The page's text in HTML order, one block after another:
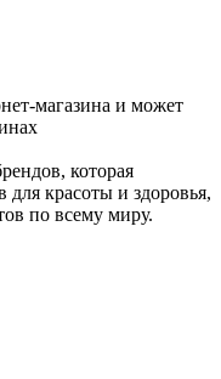
магазина и может
которая
для красоты и здоровья,
по всему миру.